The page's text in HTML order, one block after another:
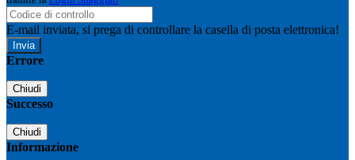
E-mail inviata, si prega di controllare la casella di posta elettronica!
Errore
Chiudi
Successo
Chiudi
Informazione